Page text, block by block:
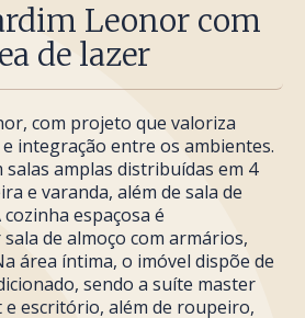
Leonor com
de lazer
com projeto que valoriza
integração entre os ambientes.
amplas distribuídas em 4
e varanda, além de sala de
espaçosa é
de almoço com armários,
área íntima, o imóvel dispõe de
sendo a suíte master
e escritório, além de roupeiro,